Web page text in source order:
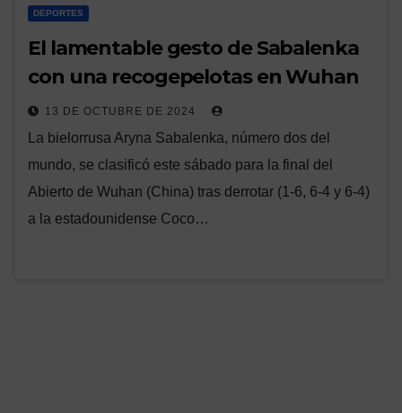
DEPORTES
El lamentable gesto de Sabalenka
con una recogepelotas en Wuhan
13 DE OCTUBRE DE 2024
La bielorrusa Aryna Sabalenka, número dos del
mundo, se clasificó este sábado para la final del
Abierto de Wuhan (China) tras derrotar (1-6, 6-4 y 6-4)
a la estadounidense Coco…